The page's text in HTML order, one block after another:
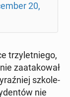
20,
trzy­let­nie­go,
za­ata­ko­wał
szko­le­
nie